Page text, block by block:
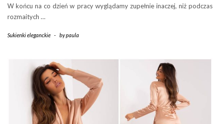
W końcu na co dzień w pracy wyglądamy zupełnie inaczej, niż podczas
rozmaitych …
Sukienki eleganckie - bypaula